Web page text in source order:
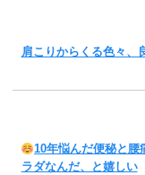
肩こりからくる色々、
10年悩んだ便秘と腰
ラダなんだ、と嬉しい